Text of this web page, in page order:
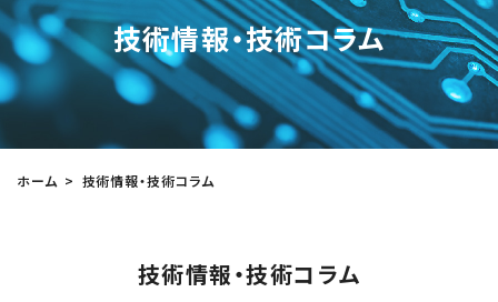
技術情報・技術コラム
ホーム 技術情報・技術コラム
技術情報・技術コラム